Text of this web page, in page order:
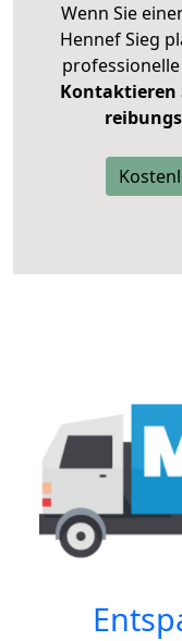
Wenn Sie
Hennef Sieg
Kontaktieren